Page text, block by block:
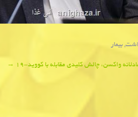
, بیمار
واكسن، چالش كلیدی مقابله با كووید-۱۹ →